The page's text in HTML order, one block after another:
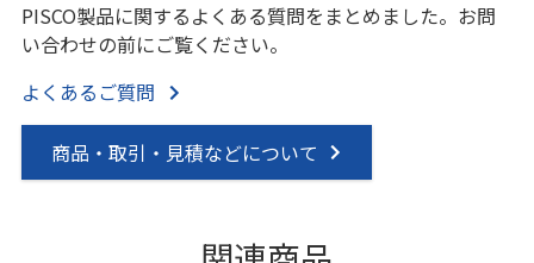
PISCO製品に関するよくある質問をまとめました。お問
い合わせの前にご覧ください。
よくあるご質問
商品・取引・見積などについて